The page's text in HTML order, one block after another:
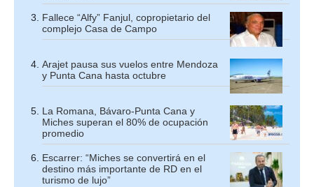
Fallece “Alfy” Fanjul, copropietario del
complejo Casa de Campo
Arajet pausa sus vuelos entre Mendoza
y Punta Cana hasta octubre
La Romana, Bávaro-Punta Cana y
Miches superan el 80% de ocupación
promedio
Escarrer: “Miches se convertirá en el
destino más importante de RD en el
turismo de lujo”